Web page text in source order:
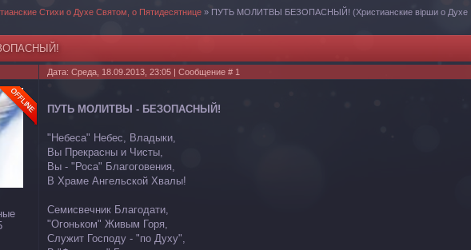
Стихи о Духе Святом, о Пятидесятнице » ПУТЬ МОЛИТВЫ БЕЗОПАСНЫЙ! (Христианские вiрши о Духе
Дата: Среда, 18.09.2013, 23:05 | Сообщение # 1
ПУТЬ МОЛИТВЫ - БЕЗОПАСНЫЙ!
"Небеса" Небес, Владыки,
Вы Прекрасны и Чисты,
Вы - "Роса" Благоговения,
В Храме Ангельской Хвалы!
Семисвечник Благодати,
"Огоньком" Живым Горя,
Служит Господу - "по Духу",